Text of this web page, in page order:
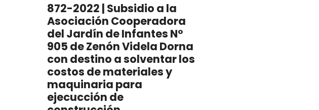
872-2022 | Subsidio a la
Asociación Cooperadora
del Jardín de Infantes N°
905 de Zenón Videla Dorna
con destino a solventar los
costos de materiales y
maquinaria para
ejecucción de